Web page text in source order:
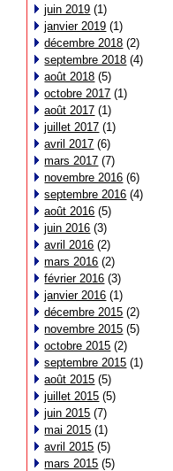
juin 2019 (1)
janvier 2019 (1)
décembre 2018 (2)
septembre 2018 (4)
août 2018 (5)
octobre 2017 (1)
août 2017 (1)
juillet 2017 (1)
avril 2017 (6)
mars 2017 (7)
novembre 2016 (6)
septembre 2016 (4)
août 2016 (5)
juin 2016 (3)
avril 2016 (2)
mars 2016 (2)
février 2016 (3)
janvier 2016 (1)
décembre 2015 (2)
novembre 2015 (5)
octobre 2015 (2)
septembre 2015 (1)
août 2015 (5)
juillet 2015 (5)
juin 2015 (7)
mai 2015 (1)
avril 2015 (5)
mars 2015 (5)